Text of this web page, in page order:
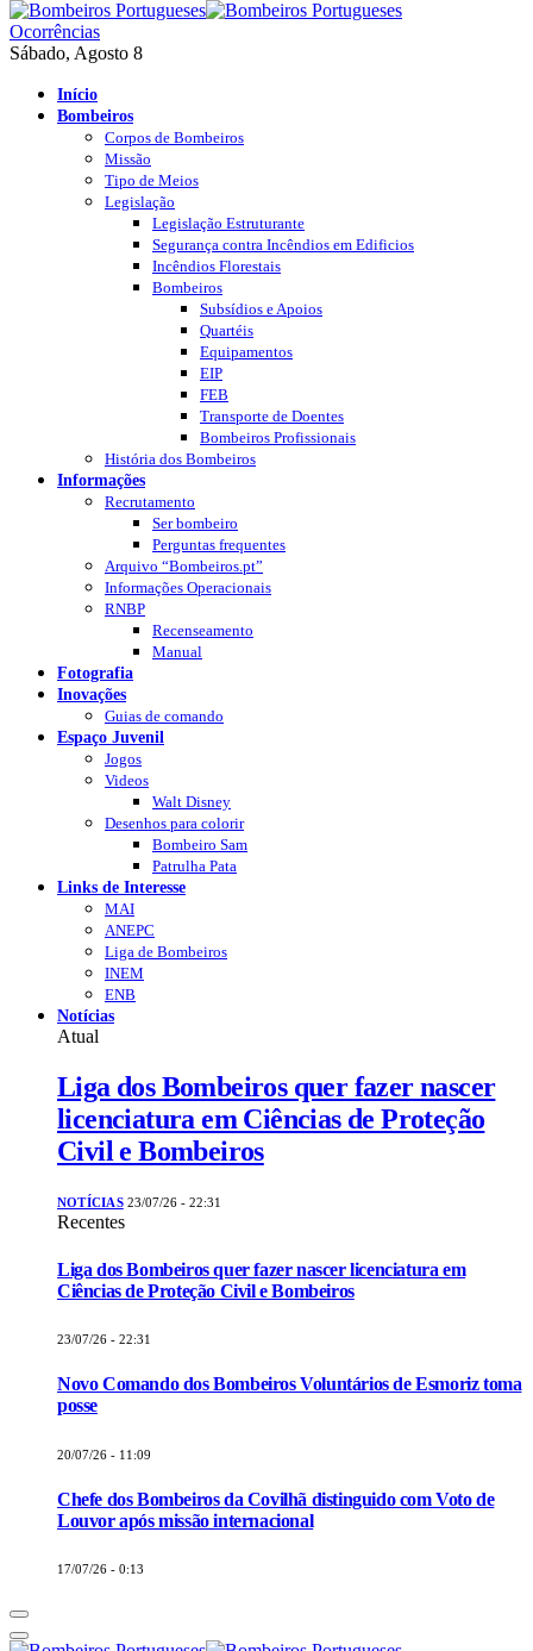
Ocorrências
Sábado, Agosto 8
Início
Bombeiros
Corpos de Bombeiros
Missão
Tipo de Meios
Legislação
Legislação Estruturante
Segurança contra Incêndios em Edificios
Incêndios Florestais
Bombeiros
Subsídios e Apoios
Quartéis
Equipamentos
EIP
FEB
Transporte de Doentes
Bombeiros Profissionais
História dos Bombeiros
Informações
Recrutamento
Ser bombeiro
Perguntas frequentes
Arquivo “Bombeiros.pt”
Informações Operacionais
RNBP
Recenseamento
Manual
Fotografia
Inovações
Guias de comando
Espaço Juvenil
Jogos
Videos
Walt Disney
Desenhos para colorir
Bombeiro Sam
Patrulha Pata
Links de Interesse
MAI
ANEPC
Liga de Bombeiros
INEM
ENB
Notícias
Atual
Liga dos Bombeiros quer fazer nascer
licenciatura em Ciências de Proteção
Civil e Bombeiros
NOTÍCIAS 23/07/26 - 22:31
Recentes
Liga dos Bombeiros quer fazer nascer licenciatura em
Ciências de Proteção Civil e Bombeiros
23/07/26 - 22:31
Novo Comando dos Bombeiros Voluntários de Esmoriz toma
posse
20/07/26 - 11:09
Chefe dos Bombeiros da Covilhã distinguido com Voto de
Louvor após missão internacional
17/07/26 - 0:13